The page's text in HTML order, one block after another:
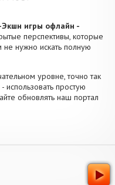
Экшн игры офлайн -
перспективы, которые
нужно искать полную
уровне, точно так
простую
обновлять наш портал